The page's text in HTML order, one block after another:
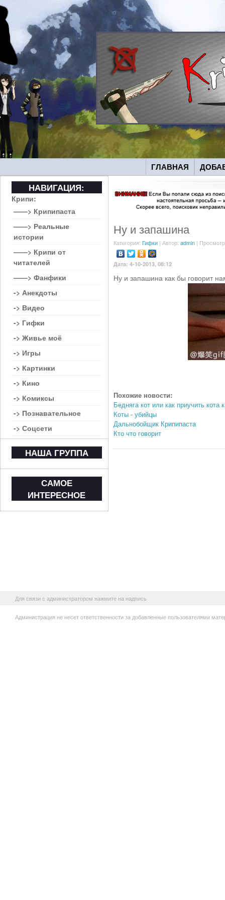
ГЛАВНАЯ
Ну и запашина
Категория: Гифки | Автор: admin |
Дата: 4-10-2013, 08:12
Ну и запашина как бы говорит
Похожие новости:
Бедняга кот или как приучить кота
Коты - убийцы
Дальнобойщик Крипипаста
Кто что говорит
НАВИГАЦИЯ:
Крипи:
——> Крипипаста
——> Реальные
истории
——> Крипи от
читателей
——> Фанфики
-> Анекдоты
-> Видео
-> Гифки
-> Живье моё
-> Игры
-> Картинки
-> Кино
-> Комиксы
-> Познавательное
-> Соцсети
НАША ГРУППА
САМОЕ
ИНТЕРЕСНОЕ
Для связи с администратором нажмите на надпись
Администрация не несет ответственности за добавленные пользователями